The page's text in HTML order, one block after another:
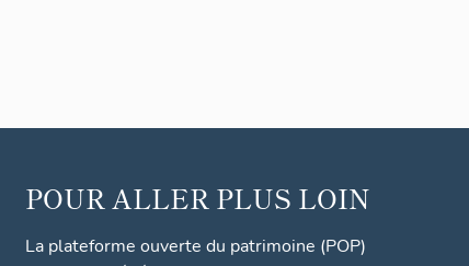
POUR ALLER PLUS LOIN
La plateforme ouverte du patrimoine (POP)